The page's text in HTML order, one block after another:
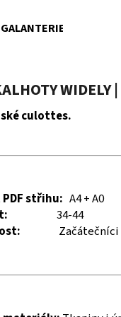
GALANTERIE
WIDELY
culottes.
střihu: A4 + A0
34-44